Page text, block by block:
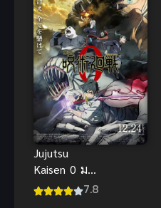
Jujutsu
Kaisen 0 มหา
เวทย์ผนึกมาร
7.8